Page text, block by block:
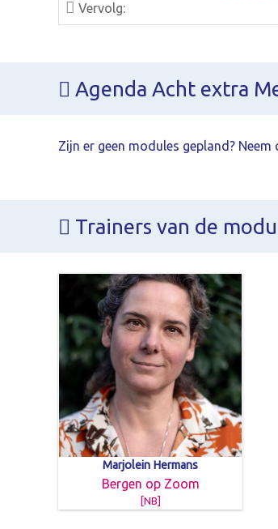
Vervolg:
Agenda Acht extra
Zijn er geen modules gepland?
Trainers van de
Marjolein Hermans
Bergen op Zoom
[NB]